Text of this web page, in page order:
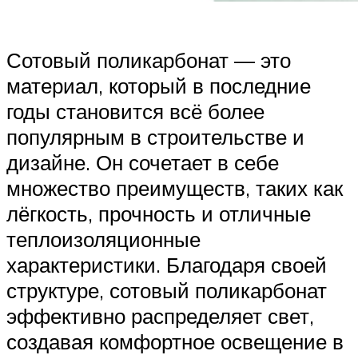
Сотовый поликарбонат — это
материал, который в последние
годы становится всё более
популярным в строительстве и
дизайне. Он сочетает в себе
множество преимуществ, таких как
лёгкость, прочность и отличные
теплоизоляционные
характеристики. Благодаря своей
структуре, сотовый поликарбонат
эффективно распределяет свет,
создавая комфортное освещение в